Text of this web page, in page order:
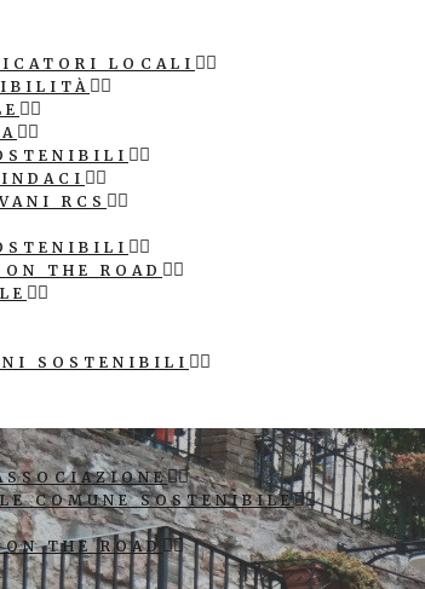
LOCALI
RCS
THE ROAD
SOSTENIBILI
COMUNE SOSTENIBILE
THE ROAD